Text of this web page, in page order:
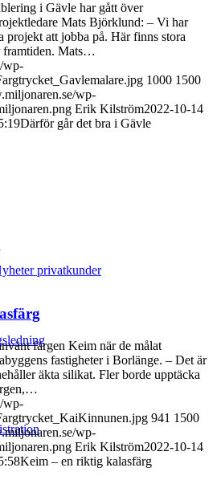
i Gävle har gått över
Mats Björklund: – Vi har
projekt att jobba på. Här finns stora
framtiden. Mats…
wp-
1000 1500
wp-
Erik Kilström2022-10-14
Därför går det bra i Gävle
privatkunder
färgen Keim när de målat
fastigheter i Borlänge. – Det är
äkta silikat. Fler borde upptäcka
wp-
941 1500
wp-
Erik Kilström2022-10-14
Keim – en riktig kalasfärg